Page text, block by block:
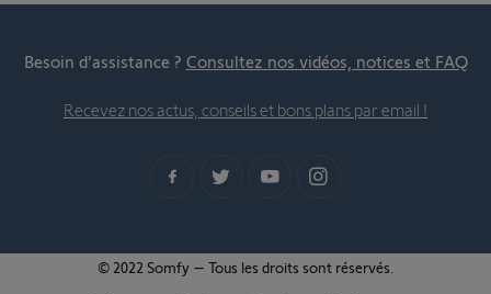
Besoin d’assistance ? Consultez nos vidéos, notices et FAQ
Recevez nos actus, conseils et bons plans par email !
© 2022 Somfy – Tous les droits sont réservés.